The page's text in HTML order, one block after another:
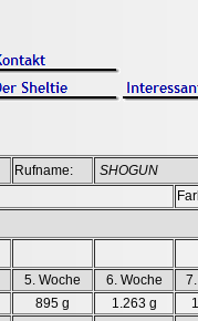
Rufname: SHOGUN
5. Woche 6. Woche
895 g 1.263 g